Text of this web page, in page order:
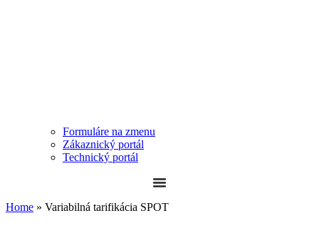
Formuláre na zmenu
Zákaznický portál
Technický portál
Home » Variabilná tarifikácia SPOT